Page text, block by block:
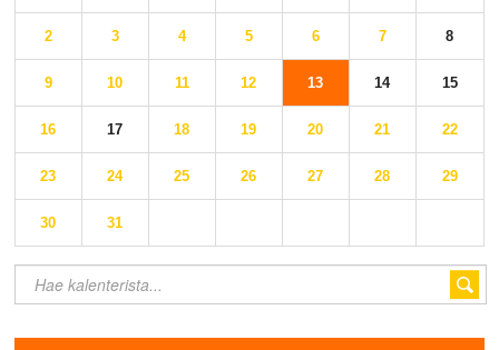
2 3 4 5 6 7 8
9 10 11 12 13 14 15
16 17 18 19 20 21 22
23 24 25 26 27 28 29
30 31